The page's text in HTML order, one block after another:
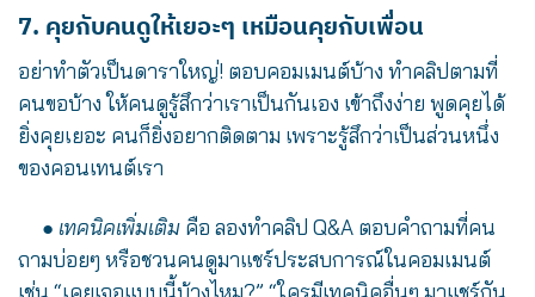
7. คุยกับคนดูให้เยอะๆ เหมือนคุยกับเพื่อน
อย่าทำตัวเป็นดาราใหญ่! ตอบคอมเมนต์บ้าง ทำคลิปตามที่
คนขอบ้าง ให้คนดูรู้สึกว่าเราเป็นกันเอง เข้าถึงง่าย พูดคุยได้
ยิ่งคุยเยอะ คนก็ยิ่งอยากติดตาม เพราะรู้สึกว่าเป็นส่วนหนึ่ง
ของคอนเทนต์เรา
● เทคนิคเพิ่มเติม คือ ลองทำคลิป Q&A ตอบคำถามที่คน
ถามบ่อยๆ หรือชวนคนดูมาแชร์ประสบการณ์ในคอมเมนต์
เช่น “เคยเจอแบบนี้บ้างไหม?” “ใครมีเทคนิคอื่นๆ มาแชร์กัน